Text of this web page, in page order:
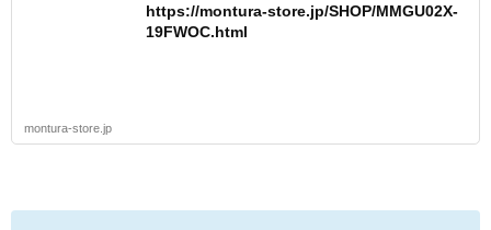
https://montura-store.jp/SHOP/MMGU02X-
19FWOC.html
montura-store.jp